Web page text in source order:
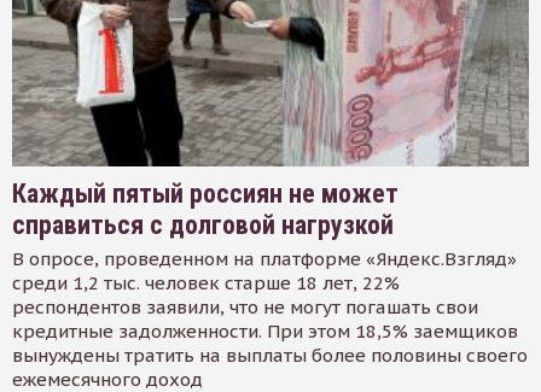
Каждый пятый россиян не может
справиться с долговой нагрузкой
В опросе, проведенном на платформе «Яндекс.Взгляд»
среди 1,2 тыс. человек старше 18 лет, 22%
респондентов заявили, что не могут погашать свои
кредитные задолженности. При этом 18,5% заемщиков
вынуждены тратить на выплаты более половины своего
ежемесячного доход